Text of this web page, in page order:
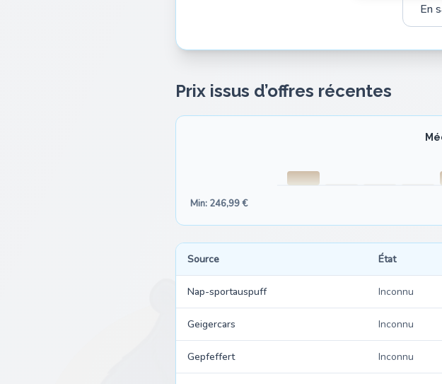
En
Prix issus d’offres récentes
Min: 246,99 €
Source État
Nap-sportauspuff Inconnu
Geigercars Inconnu
Gepfeffert Inconnu